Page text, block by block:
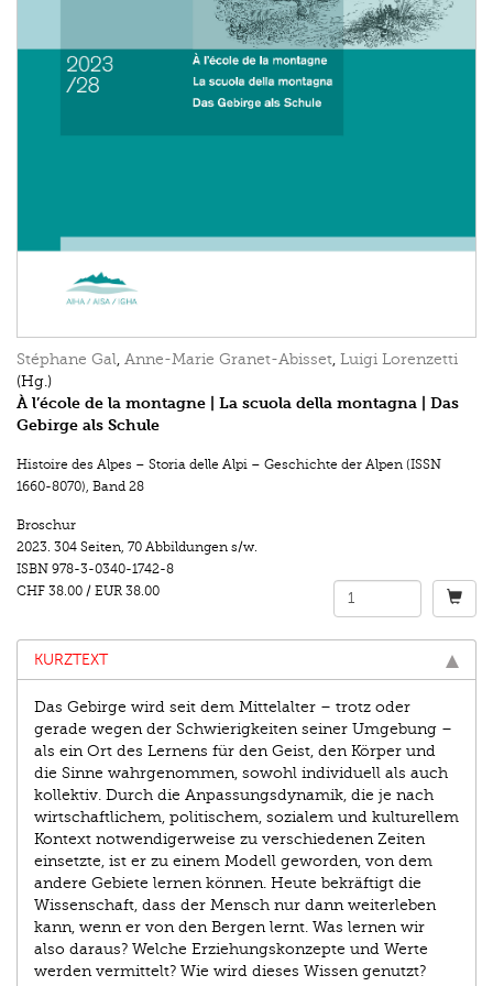
Stéphane Gal Anne-Marie Granet-Abisset Luigi Lorenzetti
(Hg.)
À l’école de la montagne | La scuola della montagna | Das
Gebirge als Schule
Histoire des Alpes – Storia delle Alpi – Geschichte der Alpen (ISSN
1660-8070), Band 28
Broschur
2023. 304 Seiten, 70 Abbildungen s/w.
ISBN 978-3-0340-1742-8
CHF 38.00 / EUR 38.00
KURZTEXT
Das Gebirge wird seit dem Mittelalter – trotz oder
gerade wegen der Schwierigkeiten seiner Umgebung –
als ein Ort des Lernens für den Geist, den Körper und
die Sinne wahrgenommen, sowohl individuell als auch
kollektiv. Durch die Anpassungsdynamik, die je nach
wirtschaftlichem, politischem, sozialem und kulturellem
Kontext notwendigerweise zu verschiedenen Zeiten
einsetzte, ist er zu einem Modell geworden, von dem
andere Gebiete lernen können. Heute bekräftigt die
Wissenschaft, dass der Mensch nur dann weiterleben
kann, wenn er von den Bergen lernt. Was lernen wir
also daraus? Welche Erziehungskonzepte und Werte
werden vermittelt? Wie wird dieses Wissen genutzt?